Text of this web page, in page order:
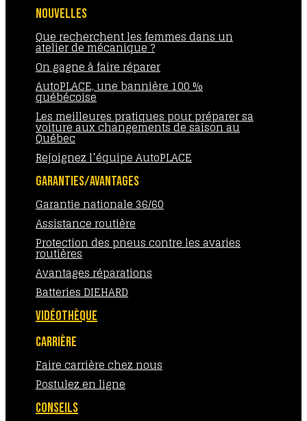
NOUVELLES
Que recherchent les femmes dans un
atelier de mécanique ?
On gagne à faire réparer
AutoPLACE, une bannière 100 %
québécoise
Les meilleures pratiques pour préparer sa
voiture aux changements de saison au
Québec
Rejoignez l’équipe AutoPLACE
GARANTIES/AVANTAGES
Garantie nationale 36/60
Assistance routière
Protection des pneus contre les avaries
routières
Avantages réparations
Batteries DIEHARD
VIDÉOTHÈQUE
CARRIÈRE
Faire carrière chez nous
Postulez en ligne
CONSEILS